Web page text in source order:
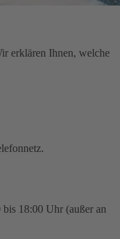
erklären Ihnen, welche
18:00 Uhr (außer an